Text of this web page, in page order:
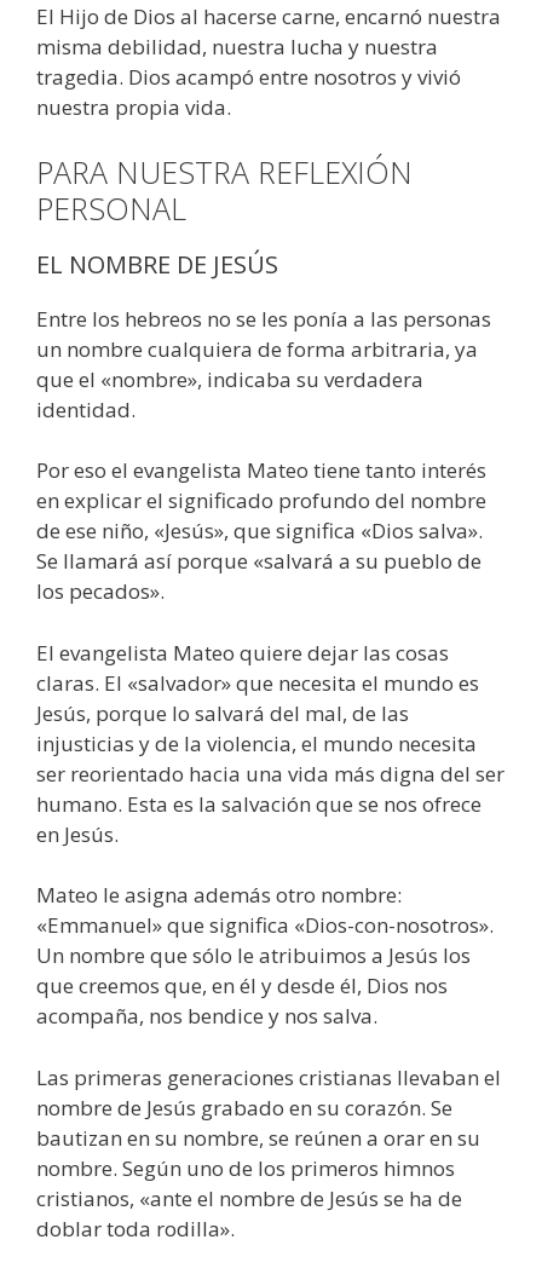
El Hijo de Dios al hacerse carne, encarnó nuestra
misma debilidad, nuestra lucha y nuestra
tragedia. Dios acampó entre nosotros y vivió
nuestra propia vida.
PARA NUESTRA REFLEXIÓN
PERSONAL
EL NOMBRE DE JESÚS
Entre los hebreos no se les ponía a las personas
un nombre cualquiera de forma arbitraria, ya
que el «nombre», indicaba su verdadera
identidad.
Por eso el evangelista Mateo tiene tanto interés
en explicar el significado profundo del nombre
de ese niño, «Jesús», que significa «Dios salva».
Se llamará así porque «salvará a su pueblo de
los pecados».
El evangelista Mateo quiere dejar las cosas
claras. El «salvador» que necesita el mundo es
Jesús, porque lo salvará del mal, de las
injusticias y de la violencia, el mundo necesita
ser reorientado hacia una vida más digna del ser
humano. Esta es la salvación que se nos ofrece
en Jesús.
Mateo le asigna además otro nombre:
«Emmanuel» que significa «Dios-con-nosotros».
Un nombre que sólo le atribuimos a Jesús los
que creemos que, en él y desde él, Dios nos
acompaña, nos bendice y nos salva.
Las primeras generaciones cristianas llevaban el
nombre de Jesús grabado en su corazón. Se
bautizan en su nombre, se reúnen a orar en su
nombre. Según uno de los primeros himnos
cristianos, «ante el nombre de Jesús se ha de
doblar toda rodilla».